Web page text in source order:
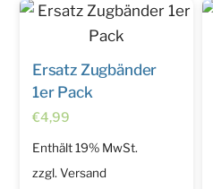
Ersatz Zugbänder
1er Pack
€4,99
Enthält 19% MwSt.
zzgl. Versand